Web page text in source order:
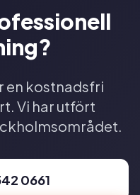
en kostnadsfri
Vi har utfört
0661